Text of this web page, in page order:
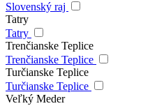
Slovenský raj
Tatry
Tatry
Trenčianske Teplice
Trenčianske Teplice
Turčianske Teplice
Turčianske Teplice
Veľký Meder